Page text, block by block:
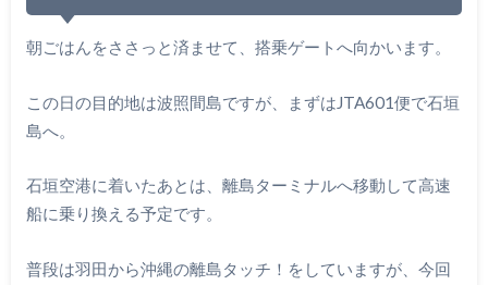
朝ごはんをささっと済ませて、搭乗ゲートへ向かいます。
この日の目的地は波照間島ですが、まずはJTA601便で石垣
島へ。
石垣空港に着いたあとは、離島ターミナルへ移動して高速
船に乗り換える予定です。
普段は羽田から沖縄の離島タッチ！をしていますが、今回